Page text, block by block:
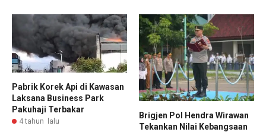
Pabrik Korek Api di Kawasan
Laksana Business Park
Pakuhaji Terbakar
4 tahun lalu
Brigjen Pol Hendra Wirawan
Tekankan Nilai Kebangsaan